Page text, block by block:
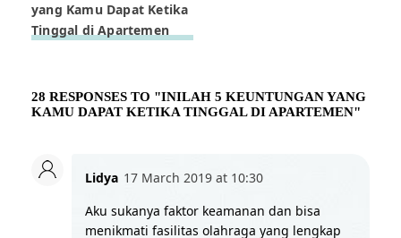
yang Kamu Dapat Ketika
Tinggal di Apartemen
28 RESPONSES TO "INILAH 5 KEUNTUNGAN YANG
KAMU DAPAT KETIKA TINGGAL DI APARTEMEN"
Lidya 17 March 2019 at 10:30
Aku sukanya faktor keamanan dan bisa
menikmati fasilitas olahraga yang lengkap